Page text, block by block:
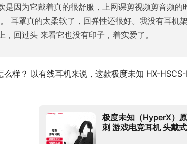
是因为它戴着真的很舒服，上网课剪视频剪音频
耳罩真的太柔软了，回弹性还很好。我没有耳机
，回过头 来看它也没有印子，着实爱了。
么样？ 以有线耳机来说，这款极度未知 HX-
极度未知（HyperX）
刺 游戏电竞耳机 头戴